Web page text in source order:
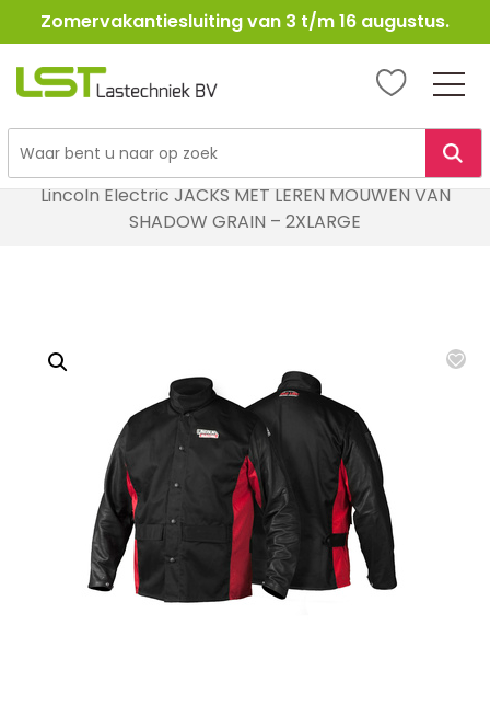
Ga
naar
Zomervakantiesluiting van 3 t/m 16 augustus.
LST
Lasbescherming
Lincoln Electric JACKS MET LEREN MOUWEN VAN
SHADOW GRAIN – 2XLARGE